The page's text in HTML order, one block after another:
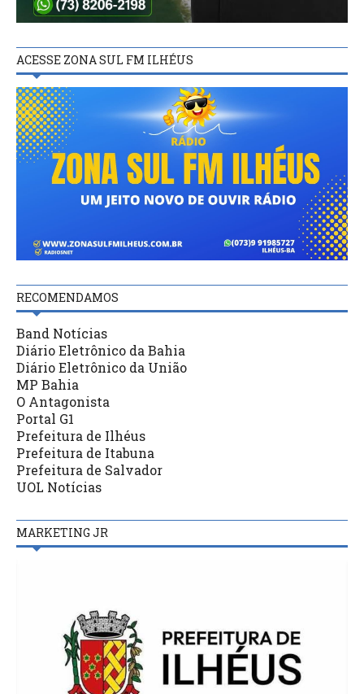
ACESSE ZONA SUL FM ILHÉUS
RECOMENDAMOS
Band Notícias
Diário Eletrônico da Bahia
Diário Eletrônico da União
MP Bahia
O Antagonista
Portal G1
Prefeitura de Ilhéus
Prefeitura de Itabuna
Prefeitura de Salvador
UOL Notícias
MARKETING JR